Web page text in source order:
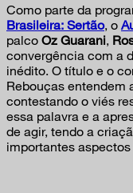
Como parte da
Brasileira: Sertão, o
palco Oz Guarani
convergência com a
inédito. O título e o
Rebouças entendem
contestando o viés
essa palavra e a
de agir, tendo a
importantes aspectos